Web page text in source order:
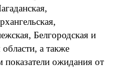
Белгородская и
а также
ожидания от